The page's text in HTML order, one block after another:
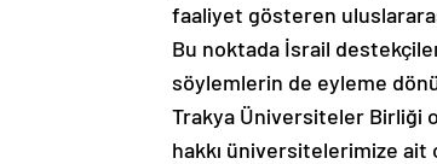
faaliyet gösteren
Bu noktada İsrail
söylemlerin de eyleme
Trakya Üniversiteler Birliği
hakkı üniversitelerimize